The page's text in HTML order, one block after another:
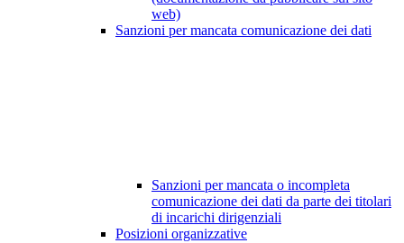
web)
Sanzioni per mancata comunicazione dei dati
Sanzioni per mancata o incompleta
comunicazione dei dati da parte dei titolari
di incarichi dirigenziali
Posizioni organizzative